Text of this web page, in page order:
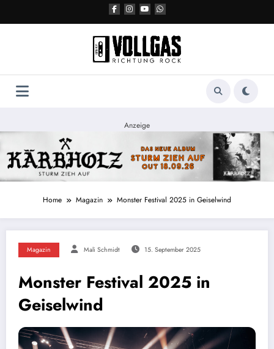
Anzeige
Home Magazin Monster Festival 2025 in Geiselwind
Magazin Mali Schmidt 15. September 2025
Monster Festival 2025 in
Geiselwind